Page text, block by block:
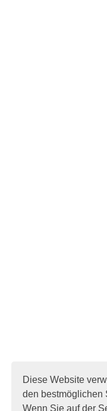
Diese Website
den bestmöglichen
Wenn Sie auf der